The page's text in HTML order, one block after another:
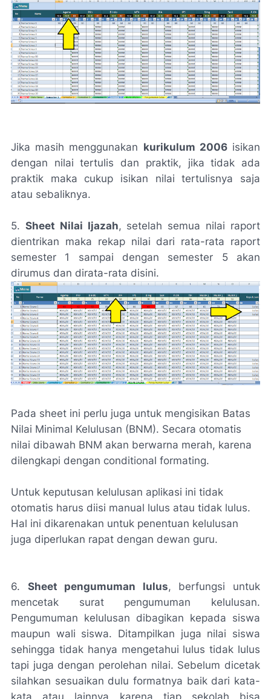
Jika masih menggunakan kurikulum 2006isikan
dengan nilai tertulis dan praktik, jika tidak ada
praktik maka cukup isikan nilai tertulisnya saja
atau sebaliknya.
5. Sheet Nilai Ijazah, setelah semua nilai raport
dientrikan maka rekap nilai dari rata-rata raport
semester 1 sampai dengan semester 5 akan
dirumus dan dirata-rata disini.
Pada sheet ini perlu juga untuk mengisikan Batas
Nilai Minimal Kelulusan (BNM). Secara otomatis
nilai dibawah BNM akan berwarna merah, karena
dilengkapi dengan conditional formating.
Untuk keputusan kelulusan aplikasi ini tidak
otomatis harus diisi manual lulus atau tidak lulus.
Hal ini dikarenakan untuk penentuan kelulusan
juga diperlukan rapat dengan dewan guru.
6. Sheet pengumuman lulus, berfungsi untuk
mencetak surat pengumuman kelulusan.
Pengumuman kelulusan dibagikan kepada siswa
maupun wali siswa. Ditampilkan juga nilai siswa
sehingga tidak hanya mengetahui lulus tidak lulus
tapi juga dengan perolehan nilai. Sebelum dicetak
silahkan sesuaikan dulu formatnya baik dari kata-
kata atau lainnya karena tiap sekolah bisa